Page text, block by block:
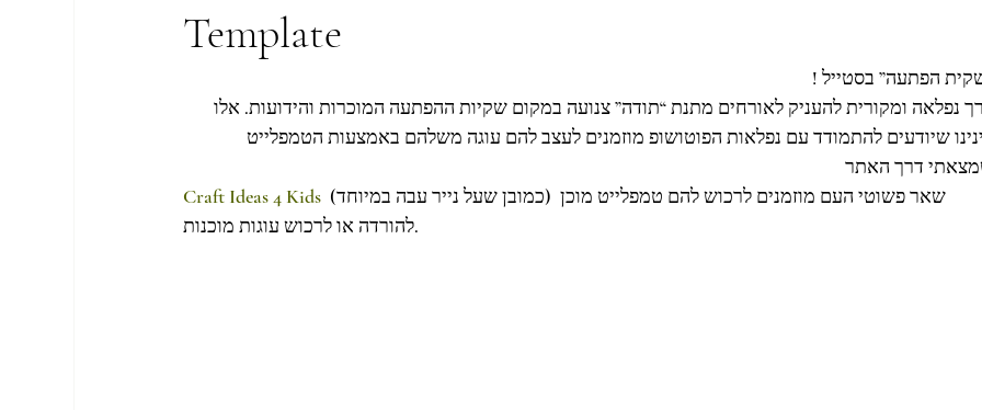
Template
הפתעה” בסטייל !
נפלאה ומקורית להעניק לאורחים מתנת “תודה” צנועה במקום שקיות ההפתעה המוכרות והידועות. אלו
שיודעים להתמודד עם נפלאות הפוטושופ מוזמנים לעצב להם עוגה משלהם באמצעות הטמפלייט
דרך האתר
Craft Ideas 4 Kids (כמובן שעל נייר עבה במיוחד) שאר פשוטי העם מוזמנים לרכוש להם טמפלייט מוכן
להורדה או לרכוש עוגות מוכנות.